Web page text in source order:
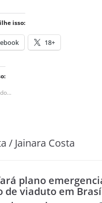
isso:
18+
/ Jainara Costa
plano
de viaduto em